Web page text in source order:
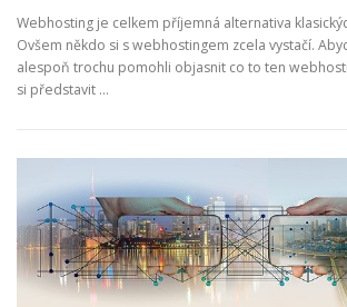
Webhosting je celkem příjemná alternativa
Ovšem někdo si s webhostingem zcela vystačí.
alespoň trochu pomohli objasnit co to ten
si představit …